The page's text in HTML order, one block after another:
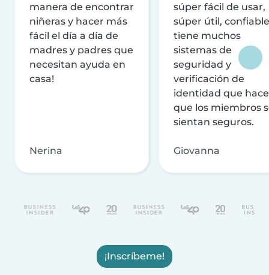
manera de encontrar
niñeras y hacer más
fácil el día a día de
madres y padres que
necesitan ayuda en
casa!
Nerina
súper fácil de usar,
súper útil,
tiene muchos
sistemas de
seguridad y
verificación de
identidad que
que los miembros
sientan seguros.
Giovanna
¡Inscríbeme!